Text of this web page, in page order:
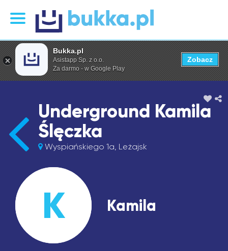
Underground Kamila
Ślęczka
Wyspiańskiego 1a, Leżajsk
K Kamila
Bukka.pl
Asistapp Sp. z o.o.
Za darmo - w Google Play
Zobacz